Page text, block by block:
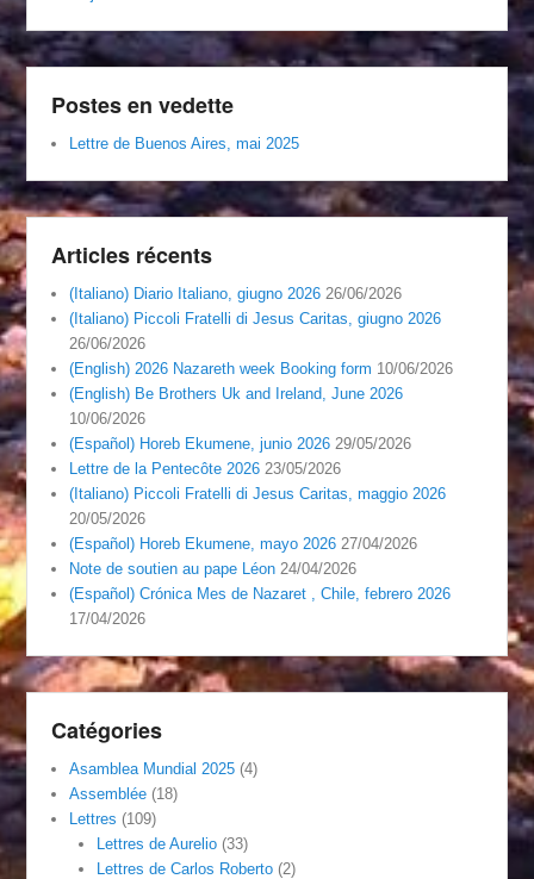
Postes en vedette
Lettre de Buenos Aires, mai 2025
Articles récents
(Italiano) Diario Italiano, giugno 2026 26/06/2026
(Italiano) Piccoli Fratelli di Jesus Caritas, giugno 2026
26/06/2026
(English) 2026 Nazareth week Booking form 10/06/2026
(English) Be Brothers Uk and Ireland, June 2026
10/06/2026
(Español) Horeb Ekumene, junio 2026 29/05/2026
Lettre de la Pentecôte 2026 23/05/2026
(Italiano) Piccoli Fratelli di Jesus Caritas, maggio 2026
20/05/2026
(Español) Horeb Ekumene, mayo 2026 27/04/2026
Note de soutien au pape Léon 24/04/2026
(Español) Crónica Mes de Nazaret , Chile, febrero 2026
17/04/2026
Catégories
Asamblea Mundial 2025 (4)
Assemblée (18)
Lettres (109)
Lettres de Aurelio(33)
Lettres de Carlos Roberto(2)